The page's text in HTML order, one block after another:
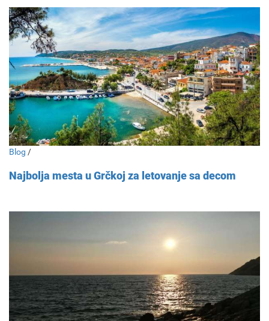
Blog /
Najbolja mesta u Grčkoj za letovanje sa decom